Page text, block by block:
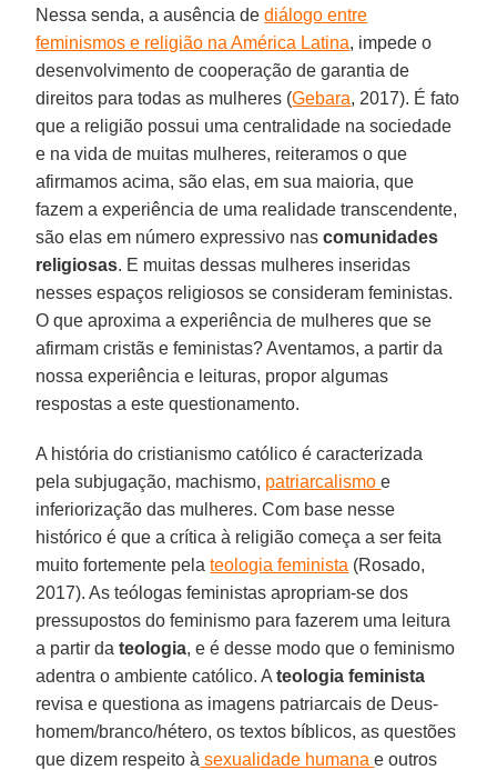
Nessa senda, a ausência dediálogo entre
feminismos e religião na América Latina, impede o
desenvolvimento de cooperação de garantia de
direitos para todas as mulheres (Gebara, 2017). É fato
que a religião possui uma centralidade na sociedade
e na vida de muitas mulheres, reiteramos o que
afirmamos acima, são elas, em sua maioria, que
fazem a experiência de uma realidade transcendente,
são elas em número expressivo nas comunidades
religiosas. E muitas dessas mulheres inseridas
nesses espaços religiosos se consideram feministas.
O que aproxima a experiência de mulheres que se
afirmam cristãs e feministas? Aventamos, a partir da
nossa experiência e leituras, propor algumas
respostas a este questionamento.
A história do cristianismo católico é caracterizada
pela subjugação, machismo, patriarcalismoe
inferiorização das mulheres. Com base nesse
histórico é que a crítica à religião começa a ser feita
muito fortemente pelateologia feminista (Rosado,
2017). As teólogas feministas apropriam-se dos
pressupostos do feminismo para fazerem uma leitura
a partir dateologia, e é desse modo que o feminismo
adentra o ambiente católico. Ateologia feminista
revisa e questiona as imagens patriarcais de Deus-
homem/branco/hétero, os textos bíblicos, as questões
que dizem respeito à sexualidade humanae outros